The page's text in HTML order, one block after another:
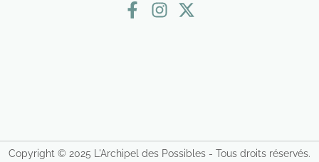
Copyright © 2025 L'Archipel des Possibles - Tous droits réservés.